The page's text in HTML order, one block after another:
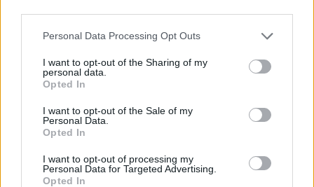
Please note that this website/app uses one or more Google
not limited to your visit or usage behaviour. You may click to
grant or deny consent to Google and its third-party tags to
use your data for below specified purposes in below Google
consent section.
Personal Data Processing Opt Outs
I want to opt-out of the Sharing of my
personal data.
Opted In
I want to opt-out of the Sale of my
Personal Data.
Opted In
I want to opt-out of processing my
Personal Data for Targeted Advertising.
Opted In
Néhol a rosszhírű
lánynak kiszáradt gallyra fazekat,
rongydarabokat aggattak.